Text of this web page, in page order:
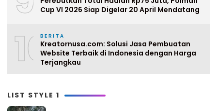
Cup VI 2026 Siap Digelar 20 April Mendatang
10BERITA
Kreatornusa.com: Solusi Jasa Pembuatan
Website Terbaik di Indonesia dengan Harga
Terjangkau
LIST STYLE 1